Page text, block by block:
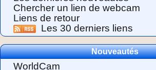
Chercher un lien de webcam
Liens de retour
Les 30 derniers liens
Nouveautés
WorldCam